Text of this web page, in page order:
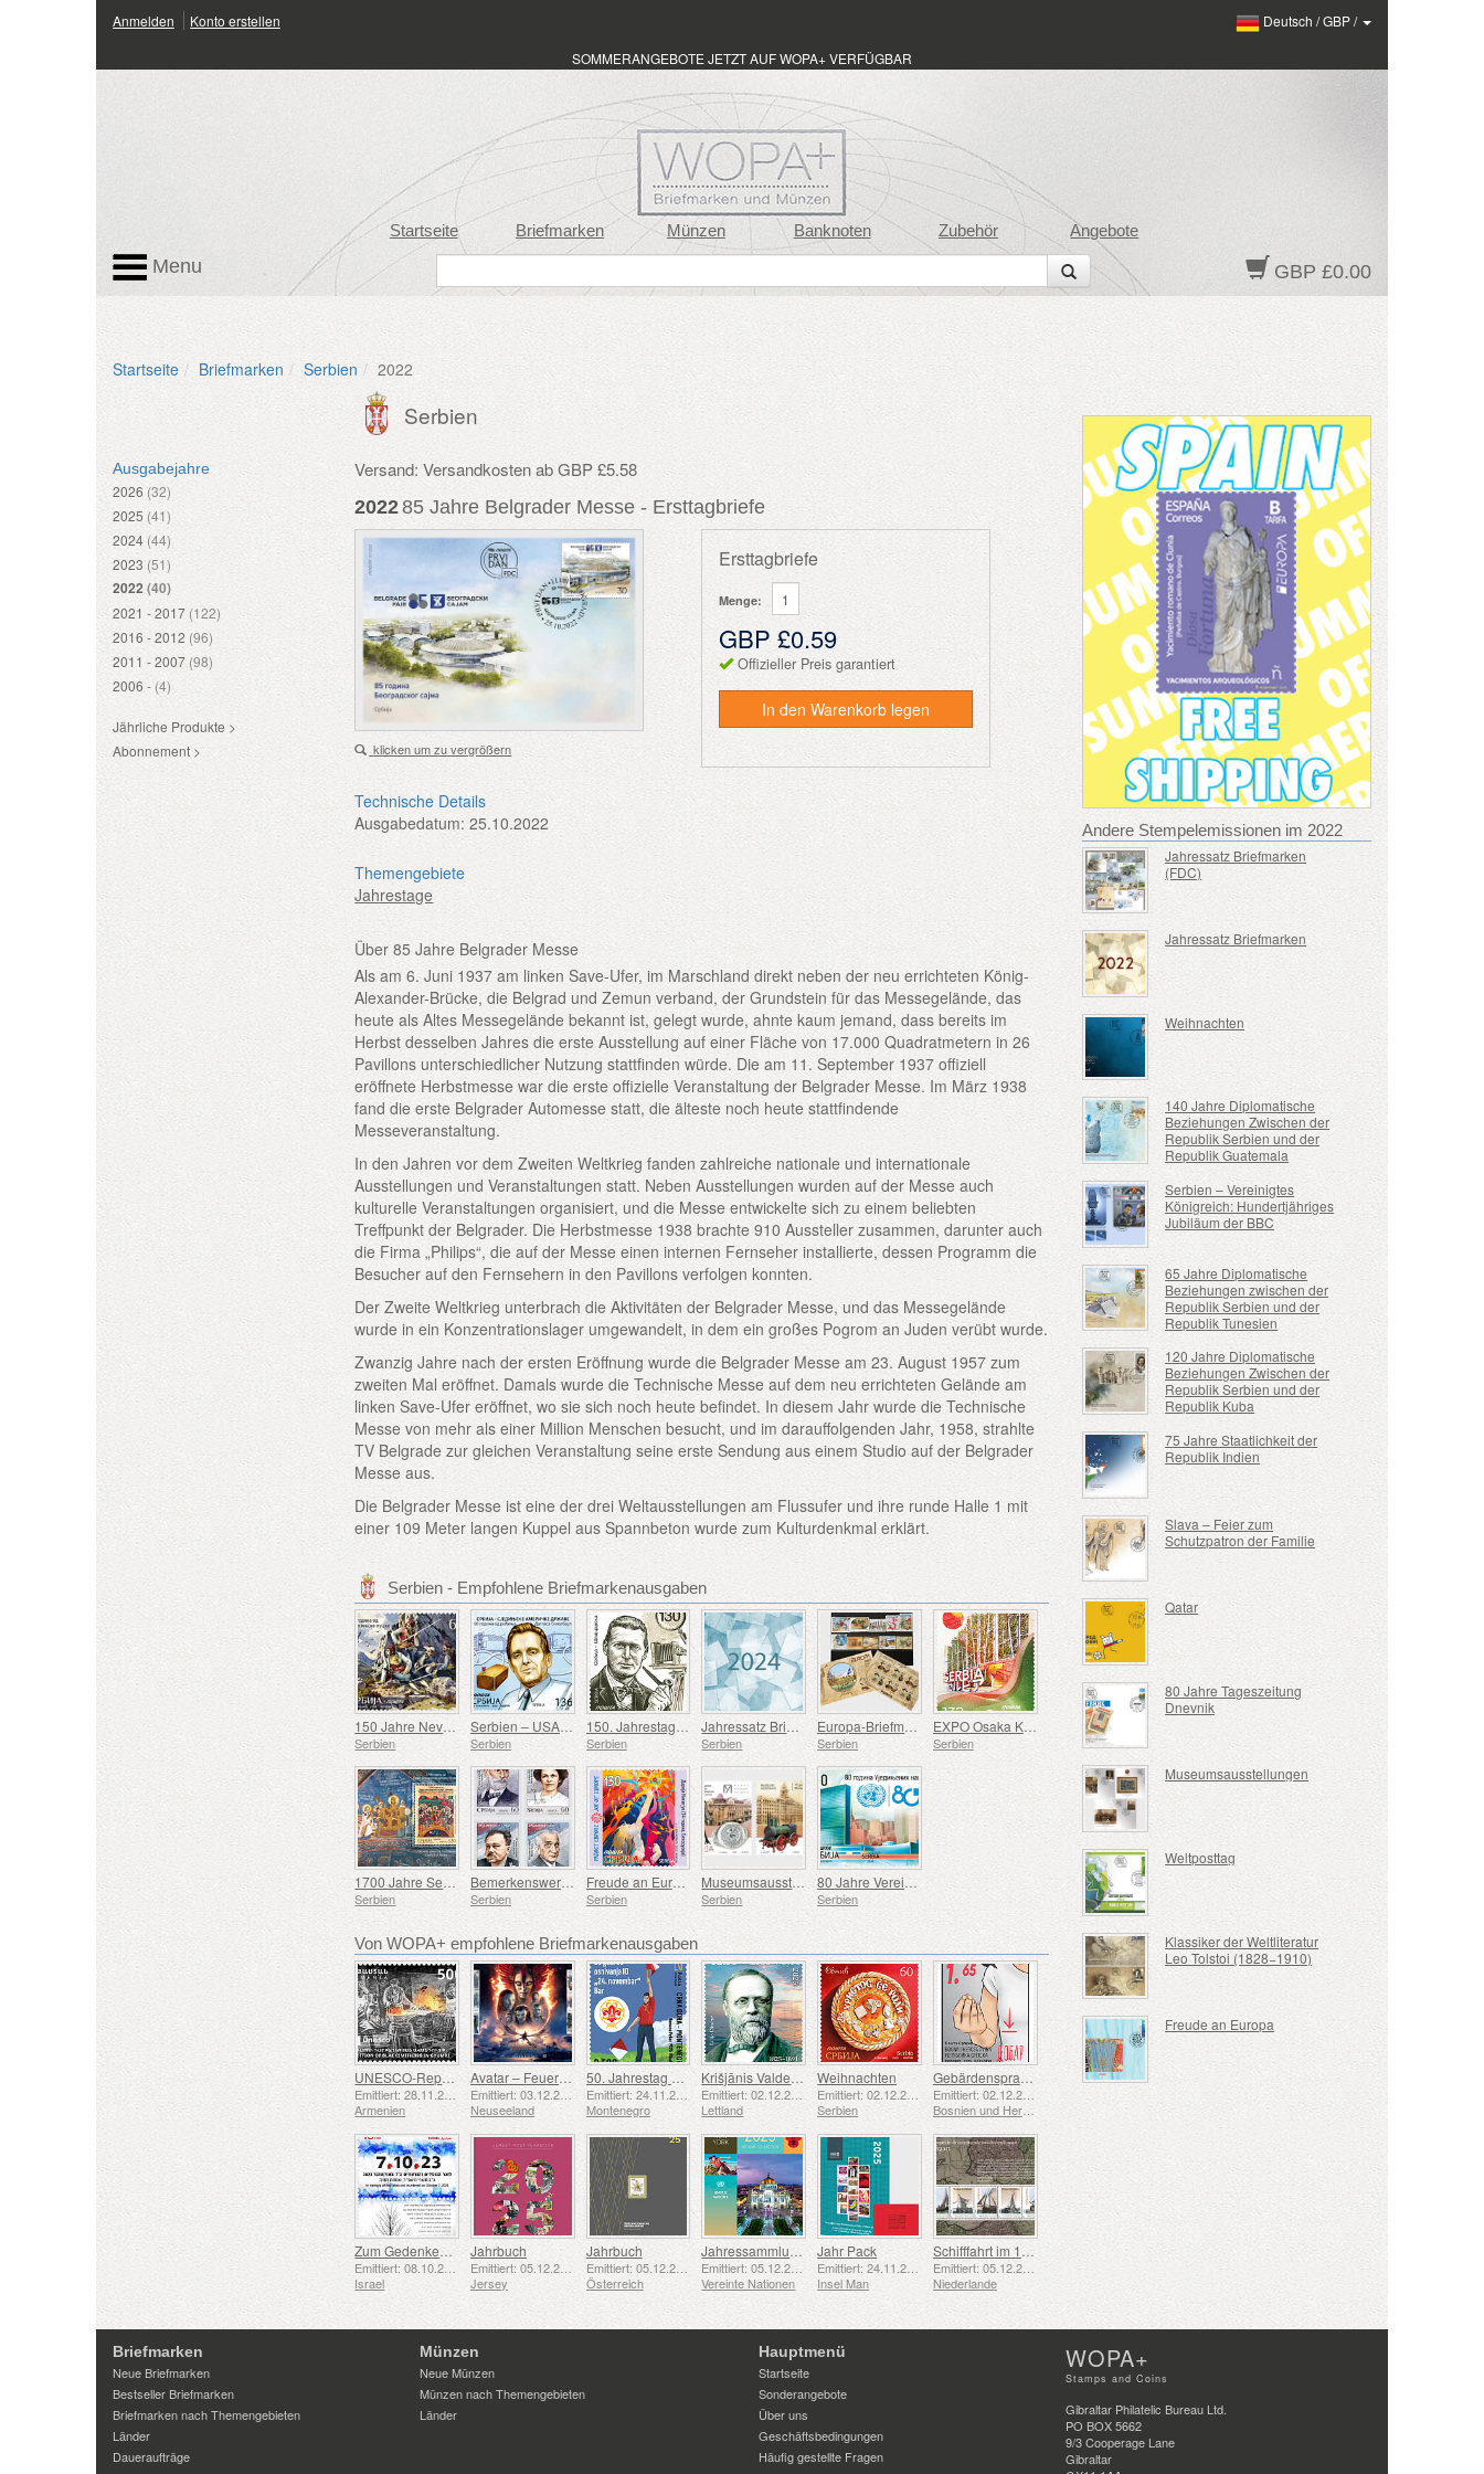
Anmelden Konto erstellen Deutsch /GBP/
SOMMERANGEBOTE JETZT AUF WOPA+ VERFÜGBAR
Startseite Briefmarken Münzen Banknoten Zubehör Angebote
GBP £0.00
Menu
Startseite Briefmarken Serbien 2022
Ausgabejahre
2026 (32)
2025 (41)
2024 (44)
2023 (51)
2022 (40)
2021 - 2017 (122)
2016 - 2012 (96)
2011 - 2007 (98)
2006 - (4)
Jährliche Produkte >
Abonnement >
Serbien
Versand: Versandkosten ab GBP £5.58
202285 Jahre Belgrader Messe - Ersttagbriefe
klicken um zu vergrößern
Ersttagbriefe
Menge:
GBP £0.59
Offizieller Preis garantiert
In den Warenkorb legen
Technische Details
Ausgabedatum: 25.10.2022
Themengebiete
Jahrestage
Über 85 Jahre Belgrader Messe
Als am 6. Juni 1937 am linken Save-Ufer, im Marschland direkt neben der neu errichteten König-
Alexander-Brücke, die Belgrad und Zemun verband, der Grundstein für das Messegelände, das
heute als Altes Messegelände bekannt ist, gelegt wurde, ahnte kaum jemand, dass bereits im
Herbst desselben Jahres die erste Ausstellung auf einer Fläche von 17.000 Quadratmetern in 26
Pavillons unterschiedlicher Nutzung stattfinden würde. Die am 11. September 1937 offiziell
eröffnete Herbstmesse war die erste offizielle Veranstaltung der Belgrader Messe. Im März 1938
fand die erste Belgrader Automesse statt, die älteste noch heute stattfindende
Messeveranstaltung.
In den Jahren vor dem Zweiten Weltkrieg fanden zahlreiche nationale und internationale
Ausstellungen und Veranstaltungen statt. Neben Ausstellungen wurden auf der Messe auch
kulturelle Veranstaltungen organisiert, und die Messe entwickelte sich zu einem beliebten
Treffpunkt der Belgrader. Die Herbstmesse 1938 brachte 910 Aussteller zusammen, darunter auch
die Firma „Philips“, die auf der Messe einen internen Fernseher installierte, dessen Programm die
Besucher auf den Fernsehern in den Pavillons verfolgen konnten.
Der Zweite Weltkrieg unterbrach die Aktivitäten der Belgrader Messe, und das Messegelände
wurde in ein Konzentrationslager umgewandelt, in dem ein großes Pogrom an Juden verübt wurde.
Zwanzig Jahre nach der ersten Eröffnung wurde die Belgrader Messe am 23. August 1957 zum
zweiten Mal eröffnet. Damals wurde die Technische Messe auf dem neu errichteten Gelände am
linken Save-Ufer eröffnet, wo sie sich noch heute befindet. In diesem Jahr wurde die Technische
Messe von mehr als einer Million Menschen besucht, und im darauffolgenden Jahr, 1958, strahlte
TV Belgrade zur gleichen Veranstaltung seine erste Sendung aus einem Studio auf der Belgrader
Messe aus.
Die Belgrader Messe ist eine der drei Weltausstellungen am Flussufer und ihre runde Halle 1 mit
einer 109 Meter langen Kuppel aus Spannbeton wurde zum Kulturdenkmal erklärt.
Serbien - Empfohlene Briefmarkenausgaben
150 Jahre Nevesinjska puška
Serbien
Serbien – USA – 100. Geburtstag von Douglas Engelbart
Serbien
150. Jahrestag der Geburt von Rodolphe Archibald Reiss
Serbien
Jahressatz Briefmarken
Serbien
Europa-Briefmarkensatz 2007-2016
Serbien
EXPO Osaka Kansai
Serbien
1700 Jahre Seit dem Ersten Ökumenischen Konzil von Nicäa
Serbien
Bemerkenswerte Serben
Serbien
Freude an Europa
Serbien
Museumsausstellungen - 75 Jahre Museum Für Angewandte Kunst, 75 Jahre Eisenbahnmuseum
Serbien
80 Jahre Vereinte Nationen
Serbien
Von WOPA+ empfohlene Briefmarkenausgaben
UNESCO-Repräsentative Liste des Immateriellen Kulturerbes der Menschheit – Schmiedetradition in Gyumri
Armenien
Avatar – Feuer und Asche
Neuseeland
50. Jahrestag der Gründung der Pfadfindergruppe „24. November Bar Scout“
Emittiert: 24.11.2025
Montenegro
Krišjānis Valdemārs
Lettland
Weihnachten
Serbien
Gebärdensprache - Gut
Emittiert: 02.12.2025
Bosnien und Herzegowina - Republik Srpska
Zum Gedenken an die Gefallenen und Ermordeten vom 7. Oktober 2023
Israel
Jahrbuch
Jersey
Jahrbuch
Emittiert: 05.12.2025
Österreich
Jahressammlungsmappe (New York)
Vereinte Nationen
Jahr Pack
Insel Man
Schifffahrt im 17. und 18. Jahrhundert – Torfschifffahrt
Emittiert: 05.12.2025
Niederlande
Andere Stempelemissionen im 2022
Jahressatz Briefmarken
(FDC)
Jahressatz Briefmarken
Weihnachten
140 Jahre Diplomatische
Beziehungen Zwischen der
Republik Serbien und der
Republik Guatemala
Serbien – Vereinigtes
Königreich: Hundertjähriges
Jubiläum der BBC
65 Jahre Diplomatische
Beziehungen zwischen der
Republik Serbien und der
Republik Tunesien
120 Jahre Diplomatische
Beziehungen Zwischen der
Republik Serbien und der
Republik Kuba
75 Jahre Staatlichkeit der
Republik Indien
Slava – Feier zum
Schutzpatron der Familie
Qatar
80 Jahre Tageszeitung
Dnevnik
Museumsausstellungen
Weltposttag
Klassiker der Weltliteratur
Leo Tolstoi (1828−1910)
Freude an Europa
Briefmarken
Neue Briefmarken
Bestseller Briefmarken
Briefmarken nach Themengebieten
Länder
Daueraufträge
Münzen
Neue Münzen
Münzen nach Themengebieten
Länder
Hauptmenü
Startseite
Sonderangebote
Über uns
Geschäftsbedingungen
Häufig gestellte Fragen
WOPA+
Stamps and Coins
Gibraltar Philatelic Bureau Ltd.
PO BOX 5662
9/3 Cooperage Lane
Gibraltar